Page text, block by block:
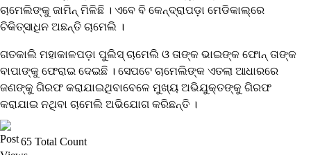
ଚାମେଲିଙ୍କୁ ଜାମିନ୍ ମିଳିଛି । ଏବେ ବି କେନ୍ଦ୍ରାପଡ଼ା ମେଡିକାଲ୍‌ରେ
ଚିକିତ୍ସାଧିନ ଅଛନ୍ତି ଚାମେଲି ।
ଗତକାଲି ମହାକାଳପଡ଼ା ପୁଲିସ୍ ଚାମେଲି ଓ ତାଙ୍କ ଭାଇଙ୍କ ଫୋନ୍ ତାଙ୍କ
ବାପାଙ୍କୁ ଫେରାଇ ଦେଇଛି । ସେପଟେ ଚାମେଲିଙ୍କ ଏତଲା ଆଧାରରେ
ଜଣଙ୍କୁ ଗିରଫ କରାଯାଇଥିବାବେଳେ ମୁଖ୍ୟ ଅଭିଯୁକ୍ତଙ୍କୁ ଗିରଫ
କରାଯାଇ ନଥିବା ଚାମେଲି ଅଭିଯୋଗ କରିଛନ୍ତି ।
65 Total Count